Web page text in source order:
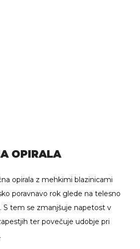
OPIRALA
opirala z mehkimi blazinicami
poravnavo rok glede na telesno
S tem se zmanjšuje napetost v
ter povečuje udobje pri